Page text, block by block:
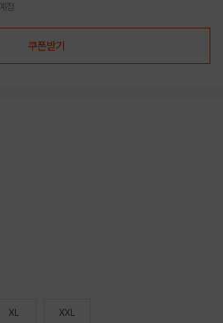
정
쿠폰받기
XL XXL